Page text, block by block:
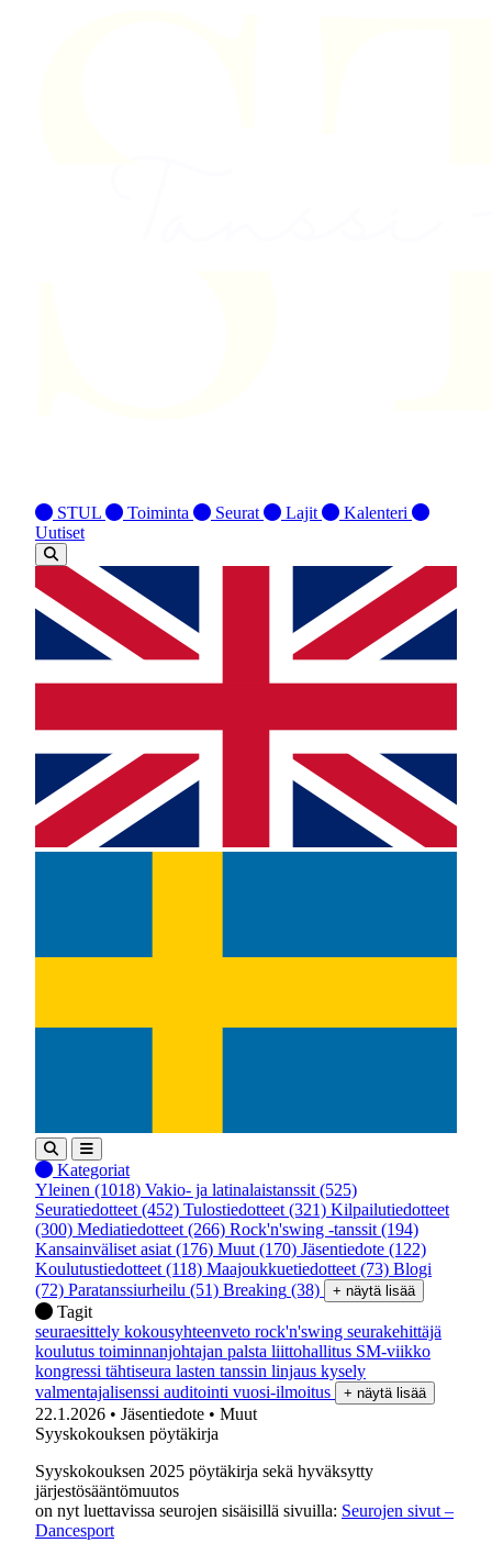
STUL Toiminta Seurat Lajit
Kalenteri
Uutiset
Kategoriat
Yleinen (1018) Vakio- ja latinalaistanssit (525)
Seuratiedotteet (452) Tulostiedotteet (321) Kilpailutiedotteet
(300) Mediatiedotteet (266) Rock'n'swing -tanssit (194)
Kansainväliset asiat (176) Muut (170) Jäsentiedote (122)
Koulutustiedotteet (118) Maajoukkuetiedotteet (73) Blogi
(72) Paratanssiurheilu (51) Breaking (38) + näytä lisää
Tagit
seuraesittely kokousyhteenveto rock'n'swing seurakehittäjä
koulutus toiminnanjohtajan palsta liittohallitus SM-viikko
kongressi tähtiseura lasten tanssin linjaus kysely
valmentajalisenssi auditointi vuosi-ilmoitus + näytä lisää
22.1.2026 • Jäsentiedote • Muut
Syyskokouksen pöytäkirja
Syyskokouksen 2025 pöytäkirja sekä hyväksytty
järjestösääntömuutos
on nyt luettavissa seurojen sisäisillä sivuilla: Seurojen sivut –
Dancesport